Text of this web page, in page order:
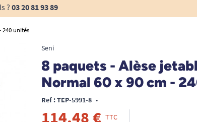
? 03 20 81 93 89
240 unités
Seni
8 paquets - Alèse
Normal 60 x 90 cm -
Ref : TEP-5991-8 •
114,48 € TTC